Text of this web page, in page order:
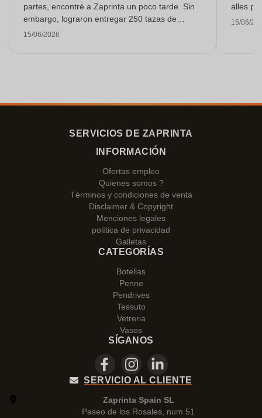
partes, encontré a Zaprinta un poco tarde. Sin
embargo, lograron entregar 250 tazas de
esmalte con una impresión excelente a tiempo.
15/06/2026
alles
15/06/
SERVICIOS DE ZAPRINTA
INFORMACIÓN
Ofertas empleo
Quienes somos ?
Términos y condiciones de venta
Disclaimer & Copyright
Menciones legales
política de privacidad
Galletas
CATEGORÍAS
Botellas
Penne
Pendrives
Tessuto
Vetreria
Vasos
SÍGANOS
SERVICIO AL CLIENTE
Zaprinta Spain SL
Paseo de los Rosales, num 51